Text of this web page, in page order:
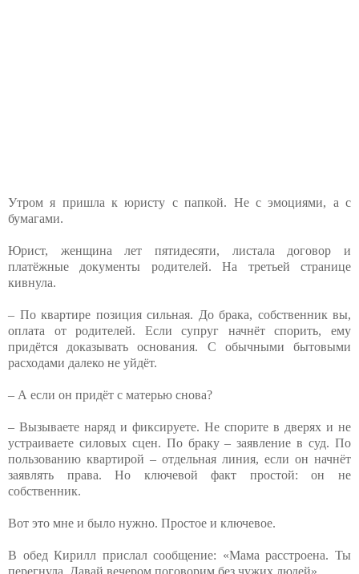
Утром я пришла к юристу с папкой. Не с эмоциями, а с
бумагами.
Юрист, женщина лет пятидесяти, листала договор и
платёжные документы родителей. На третьей странице
кивнула.
– По квартире позиция сильная. До брака, собственник вы,
оплата от родителей. Если супруг начнёт спорить, ему
придётся доказывать основания. С обычными бытовыми
расходами далеко не уйдёт.
– А если он придёт с матерью снова?
– Вызываете наряд и фиксируете. Не спорите в дверях и не
устраиваете силовых сцен. По браку – заявление в суд. По
пользованию квартирой – отдельная линия, если он начнёт
заявлять права. Но ключевой факт простой: он не
собственник.
Вот это мне и было нужно. Простое и ключевое.
В обед Кирилл прислал сообщение: «Мама расстроена. Ты
перегнула. Давай вечером поговорим без чужих людей».